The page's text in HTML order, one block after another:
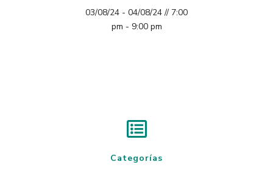
03/08/24 - 04/08/24 // 7:00
pm - 9:00 pm
Categorías